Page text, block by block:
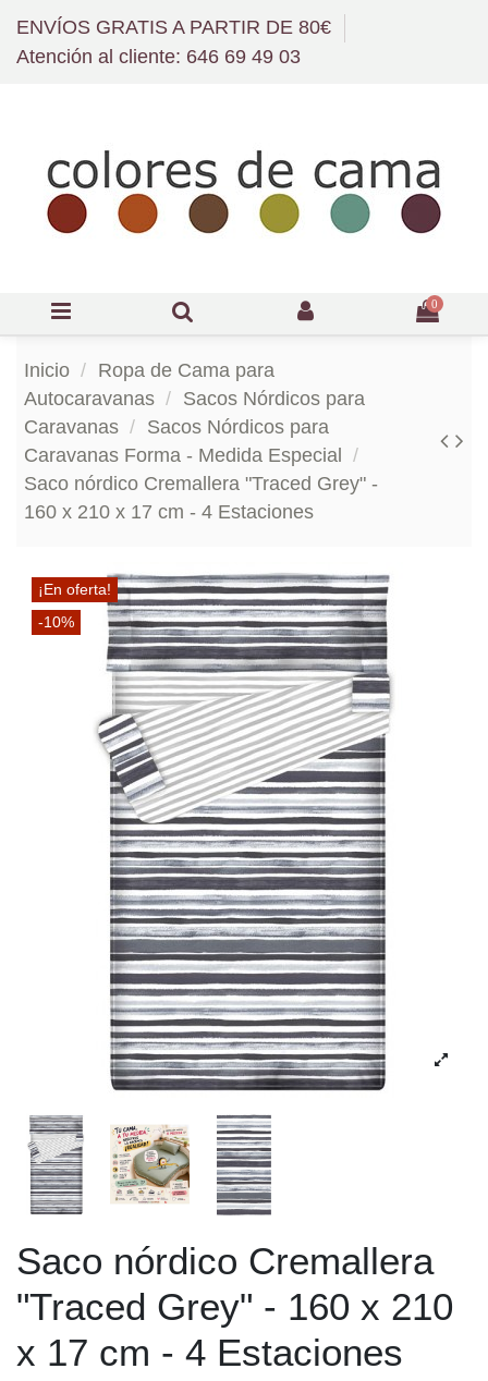
ENVÍOS GRATIS A PARTIR DE 80€
Atención al cliente: 646 69 49 03
0
Inicio
Ropa de Cama para
Autocaravanas
Sacos Nórdicos para
Caravanas
Sacos Nórdicos para
Caravanas Forma - Medida Especial
Saco nórdico Cremallera "Traced Grey" -
160 x 210 x 17 cm - 4 Estaciones
¡En oferta!
-10%
Saco nórdico Cremallera
"Traced Grey" - 160 x 210
x 17 cm - 4 Estaciones